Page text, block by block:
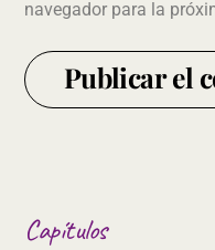
navegador para la
Capítulos